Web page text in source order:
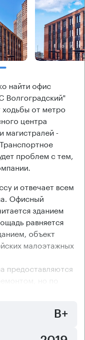
найти офис
Волгоградский"
ходьбы от метро
центра
магистралей -
проблем с тем,
и отвечает всем
Офисный
зданием
равняется
объект
малоэтажных
предоставляются
но по
и офисы без
бизнес-центр
приточно-
B+